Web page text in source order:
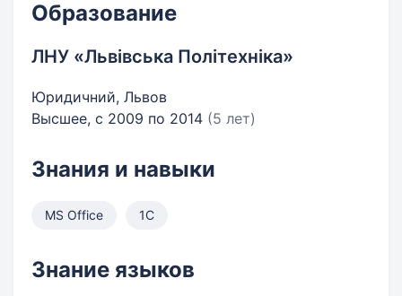
Образование
ЛНУ «Львівська Політехніка»
Юридичний, Львов
Высшее, с 2009 по 2014 (5 лет)
Знания и навыки
MS Office 1С
Знание языков